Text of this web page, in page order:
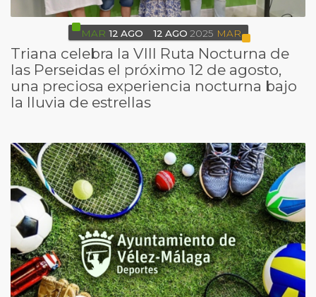
MAR 12 AGO 12 AGO 2025 MAR
Triana celebra la VIII Ruta Nocturna de
las Perseidas el próximo 12 de agosto,
una preciosa experiencia nocturna bajo
la lluvia de estrellas